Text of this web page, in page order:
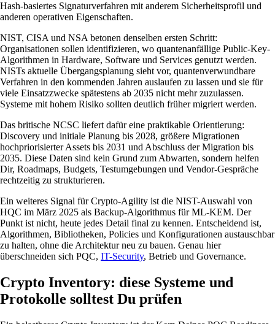
Hash-basiertes Signaturverfahren mit anderem Sicherheitsprofil und
anderen operativen Eigenschaften.
NIST, CISA und NSA betonen denselben ersten Schritt:
Organisationen sollen identifizieren, wo quantenanfällige Public-Key-
Algorithmen in Hardware, Software und Services genutzt werden.
NISTs aktuelle Übergangsplanung sieht vor, quantenverwundbare
Verfahren in den kommenden Jahren auslaufen zu lassen und sie für
viele Einsatzzwecke spätestens ab 2035 nicht mehr zuzulassen.
Systeme mit hohem Risiko sollten deutlich früher migriert werden.
Das britische NCSC liefert dafür eine praktikable Orientierung:
Discovery und initiale Planung bis 2028, größere Migrationen
hochpriorisierter Assets bis 2031 und Abschluss der Migration bis
2035. Diese Daten sind kein Grund zum Abwarten, sondern helfen
Dir, Roadmaps, Budgets, Testumgebungen und Vendor-Gespräche
rechtzeitig zu strukturieren.
Ein weiteres Signal für Crypto-Agility ist die NIST-Auswahl von
HQC im März 2025 als Backup-Algorithmus für ML-KEM. Der
Punkt ist nicht, heute jedes Detail final zu kennen. Entscheidend ist,
Algorithmen, Bibliotheken, Policies und Konfigurationen austauschbar
zu halten, ohne die Architektur neu zu bauen. Genau hier
überschneiden sich PQC, IT-Security, Betrieb und Governance.
Crypto Inventory: diese Systeme und
Protokolle solltest Du prüfen